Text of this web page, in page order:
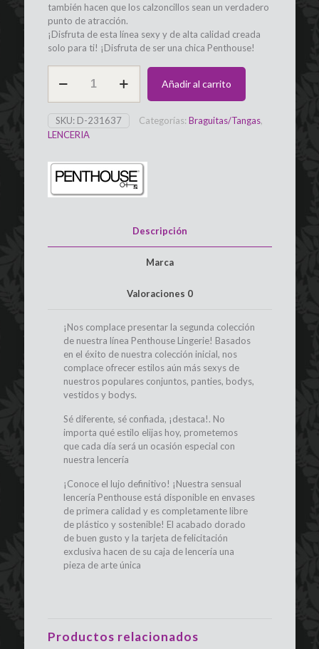
también hacen que los calzoncillos sean un verdadero
punto de atracción.
¡Disfruta de esta línea sexy y de alta calidad creada
solo para ti! ¡Disfruta de ser una chica Penthouse!
negras
PENTHOUSE
cantidad
Añadir al carrito
SKU: D-231637 Categorías: Braguitas/Tangas,
LENCERIA
Descripción
Marca
Valoraciones 0
¡Nos complace presentar la segunda colección
de nuestra línea Penthouse Lingerie! Basados
en el éxito de nuestra colección inicial, nos
complace ofrecer estilos aún más sexys de
nuestros populares conjuntos, panties, bodys,
vestidos y bodys.
Sé diferente, sé confiada, ¡destaca!. No
importa qué estilo elijas hoy, prometemos
que cada día será un ocasión especial con
nuestra lencería
¡Conoce el lujo definitivo! ¡Nuestra sensual
lencería Penthouse está disponible en envases
de primera calidad y es completamente libre
de plástico y sostenible! El acabado dorado
de buen gusto y la tarjeta de felicitación
exclusiva hacen de su caja de lencería una
pieza de arte única
Productos relacionados